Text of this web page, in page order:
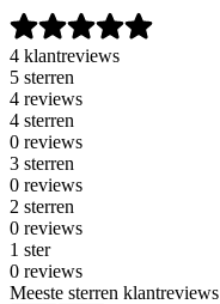
4 klantreviews
5 sterren
4 reviews
4 sterren
0 reviews
3 sterren
0 reviews
2 sterren
0 reviews
1 ster
0 reviews
Meeste sterren klantreviews